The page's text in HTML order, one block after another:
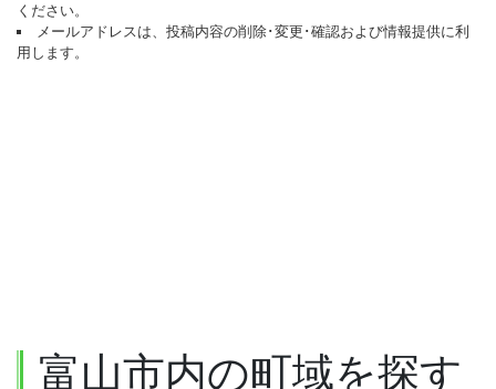
ください。
メールアドレスは、投稿内容の削除･変更･確認および情報提供に利
用します。
富山市内の町域を探す